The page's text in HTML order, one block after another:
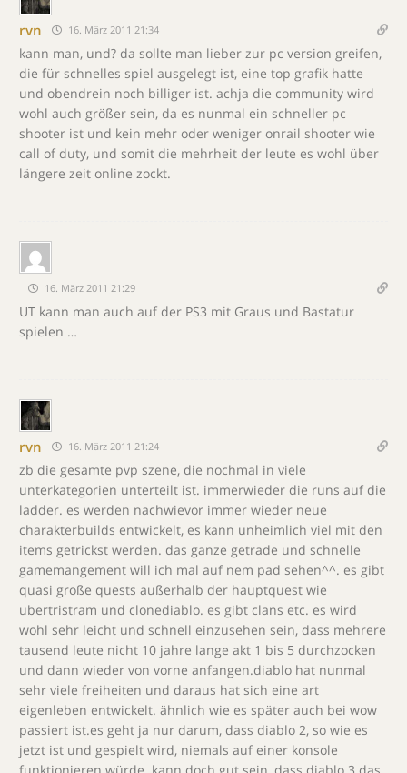
rvn 16. März 2011 21:34
kann man, und? da sollte man lieber zur pc version greifen,
die für schnelles spiel ausgelegt ist, eine top grafik hatte
und obendrein noch billiger ist. achja die community wird
wohl auch größer sein, da es nunmal ein schneller pc
shooter ist und kein mehr oder weniger onrail shooter wie
call of duty, und somit die mehrheit der leute es wohl über
längere zeit online zockt.
16. März 2011 21:29
UT kann man auch auf der PS3 mit Graus und Bastatur
spielen …
rvn 16. März 2011 21:24
zb die gesamte pvp szene, die nochmal in viele
unterkategorien unterteilt ist. immerwieder die runs auf die
ladder. es werden nachwievor immer wieder neue
charakterbuilds entwickelt, es kann unheimlich viel mit den
items getrickst werden. das ganze getrade und schnelle
gamemangement will ich mal auf nem pad sehen^^. es gibt
quasi große quests außerhalb der hauptquest wie
ubertristram und clonediablo. es gibt clans etc. es wird
wohl sehr leicht und schnell einzusehen sein, dass mehrere
tausend leute nicht 10 jahre lange akt 1 bis 5 durchzocken
und dann wieder von vorne anfangen.diablo hat nunmal
sehr viele freiheiten und daraus hat sich eine art
eigenleben entwickelt. ähnlich wie es später auch bei wow
passiert ist.es geht ja nur darum, dass diablo 2, so wie es
jetzt ist und gespielt wird, niemals auf einer konsole